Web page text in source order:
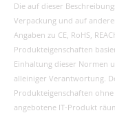
Die auf dieser
Verpackung und auf
Angaben zu CE, RoHS,
Produkteigenschaften
Einhaltung dieser Normen
alleiniger Verantwortung.
Produkteigenschaften
angebotene IT-Produkt